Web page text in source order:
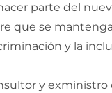
parte del
que se
y la
y